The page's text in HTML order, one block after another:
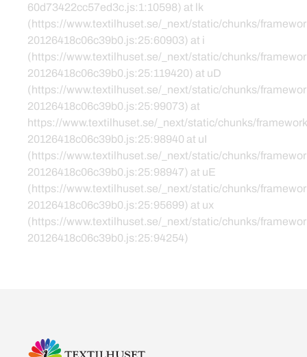
60d73422cc57ed3c.js:1:10598) at lk
(https://www.textilhuset.se/_next/static/chunks/
20126418c06c39b0.js:25:60903) at i
(https://www.textilhuset.se/_next/static/chunks/
20126418c06c39b0.js:25:119420) at uD
(https://www.textilhuset.se/_next/static/chunks/
20126418c06c39b0.js:25:99073) at
https://www.textilhuset.se/_next/static/chunks/
20126418c06c39b0.js:25:98940 at uI
(https://www.textilhuset.se/_next/static/chunks/
20126418c06c39b0.js:25:98947) at uE
(https://www.textilhuset.se/_next/static/chunks/
20126418c06c39b0.js:25:95699) at ux
(https://www.textilhuset.se/_next/static/chunks/
20126418c06c39b0.js:25:94254)
Kontakta oss